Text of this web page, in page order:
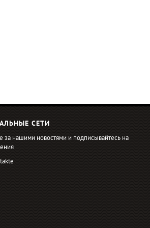
СЕТИ
за нашими новостями и подписывайтесь на